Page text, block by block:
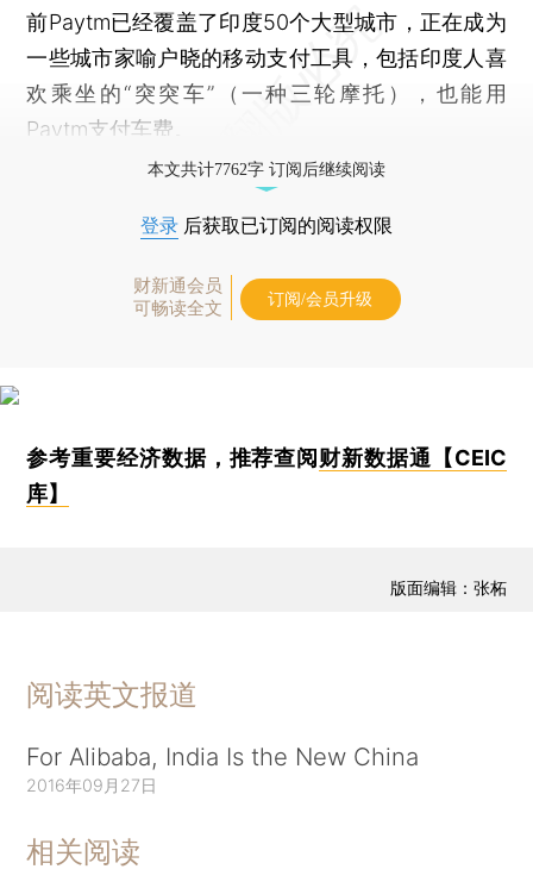
前Paytm已经覆盖了印度50个大型城市，正在成为
一些城市家喻户晓的移动支付工具，包括印度人喜
欢乘坐的“突突车”（一种三轮摩托），也能用
Paytm支付车费。
本文共计7762字 订阅后继续阅读
登录 后获取已订阅的阅读权限
财新通会员
可畅读全文
订阅/会员升级
参考重要经济数据，推荐查阅财新数据通【CEIC
库】
版面编辑：张柘
阅读英文报道
For Alibaba, India Is the New China
2016年09月27日
相关阅读